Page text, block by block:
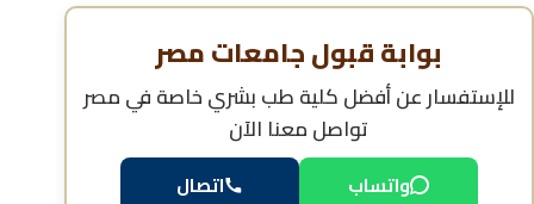
بوابة قبول جامعات مصر
للإستفسار عنأفضل كلية طب بشري خاصة في مصر
تواصل معنا الآن
واتساب اتصال